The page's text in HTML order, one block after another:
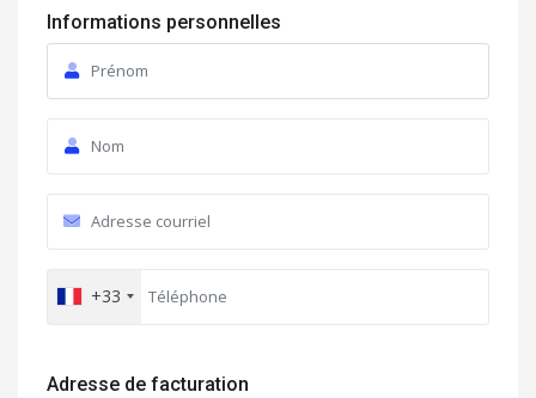
Informations personnelles
+33
Adresse de facturation